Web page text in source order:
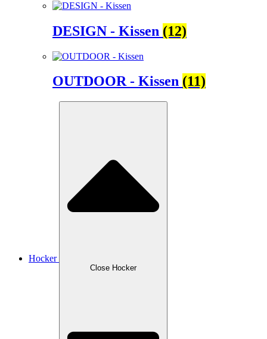
DESIGN - Kissen (12)
OUTDOOR - Kissen (11)
Hocker
Close Hocker